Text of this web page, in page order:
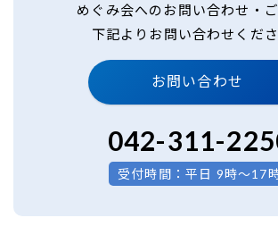
めぐみ会へのお問い合わせ・
下記よりお問い合わせくださ
お問い合わせ
042-311-
受付時間：平日 9時～17